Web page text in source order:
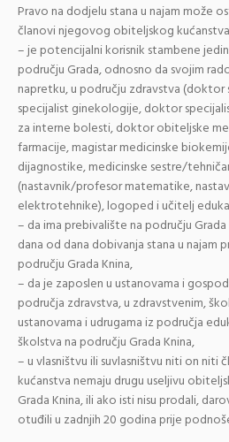
Pravo na dodjelu stana u najam može
članovi njegovog obiteljskog
– je potencijalni korisnik stambene
području Grada, odnosno da svojim
napretku, u području zdravstva
specijalist ginekologije, doktor
za interne bolesti, doktor obiteljske
farmacije, magistar medicinske
dijagnostike, medicinske sestre/
(nastavnik/profesor matematike,
elektrotehnike), logoped i učitelj
– da ima prebivalište na području
dana od dana dobivanja stana u najam
području Grada Knina,
– da je zaposlen u ustanovama i
područja zdravstva, u zdravstvenim,
ustanovama i udrugama iz područja
školstva na području Grada Knina,
– u vlasništvu ili suvlasništvu niti on
kućanstva nemaju drugu useljivu
Grada Knina, ili ako isti nisu prodali,
otuđili u zadnjih 20 godina prije